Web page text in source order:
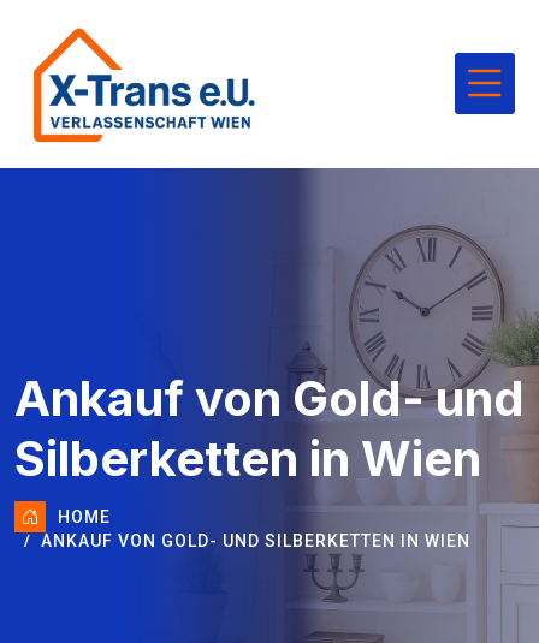
Ankauf von Gold- und
Silberketten in Wien
HOME
ANKAUF VON GOLD- UND SILBERKETTEN IN WIEN